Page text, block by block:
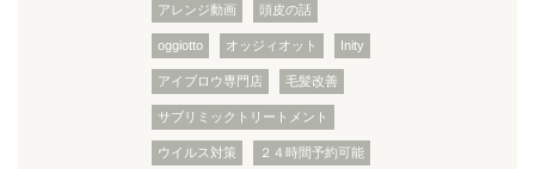
アレンジ動画 頭皮の話
oggiotto オッジィオット Inity
アイブロウ専門店 毛髪改善
サブリミックトリートメント
ウイルス対策 ２４時間予約可能